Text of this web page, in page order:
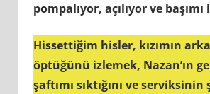
pompalıyor, açılıyor ve
Hissettiğim hisler, kızımın
öptüğünü izlemek, Nazan’ın
şaftımı sıktığını ve serviksinin